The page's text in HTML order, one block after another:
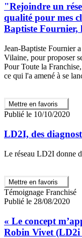
"Rejoindre un
qualité pour mes
Baptiste Fournier,
Jean-Baptiste Fournier
Vilaine, pour proposer
Pour Toute la
ce qui l'a amené à se
Mettre en favoris
Publié le 10/10/2020
LD2I, des
Le réseau LD2I donne
Mettre en favoris
Témoignage Franchisé
Publié le 28/08/2020
« Le concept
Robin Vivet (LD2i